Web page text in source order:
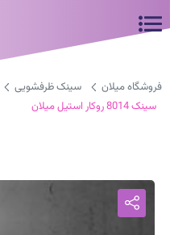
فروشگاه میلان سینک ظرفشویی
سینک 8014 روکار استیل میلان